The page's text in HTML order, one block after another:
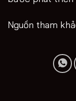
Nguồn tham